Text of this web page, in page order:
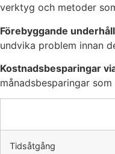
verktyg och metoder
Förebyggande underhåll
undvika problem innan
Kostnadsbesparingar
månadsbesparingar
Tidsåtgång